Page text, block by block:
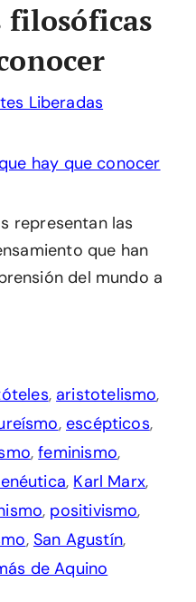
filosóficas
Liberadas
representan las
que han
del mundo a
, aristotelismo,
, escépticos,
,feminismo,
, Karl Marx,
, positivismo,
, San Agustín,
de Aquino